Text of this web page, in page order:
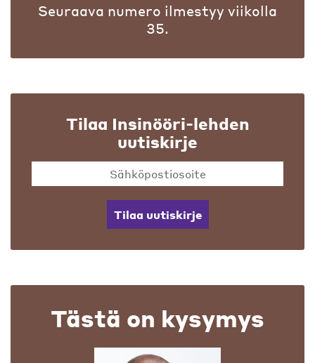
Seuraava numero ilmestyy viikolla
35.
Tilaa Insinööri-lehden
uutiskirje
Tilaa uutiskirje
Tästä on kysymys